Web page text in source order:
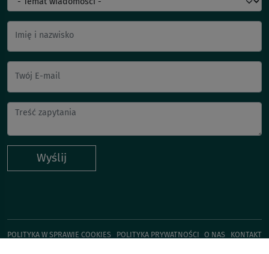
Imię i nazwisko
Twój E-mail
Wyślij
POLITYKA W SPRAWIE COOKIES POLITYKA PRYWATNOŚCI O NAS
KONTAKT